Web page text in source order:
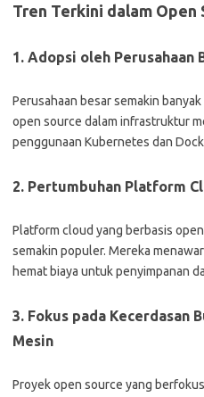
Tren Terkini dalam Open
1. Adopsi oleh Perusahaan
Perusahaan besar semakin
open source dalam infrastruktur
penggunaan Kubernetes dan
2. Pertumbuhan Platform
Platform cloud yang berbasis
semakin populer. Mereka
hemat biaya untuk penyimpanan
3. Fokus pada Kecerdasan
Mesin
Proyek open source yang